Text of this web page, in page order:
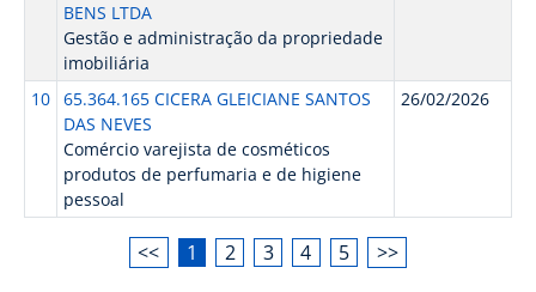
BENS LTDA
Gestão e administração da propriedade
imobiliária
10 65.364.165 CICERA GLEICIANE SANTOS
DAS NEVES
Comércio varejista de cosméticos
produtos de perfumaria e de higiene
pessoal
26/02/2026
<< 1 2 3 4 5 >>